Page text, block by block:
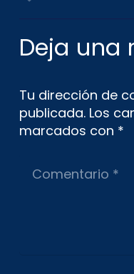
Deja una
Tu dirección de
publicada. Los
marcados con *